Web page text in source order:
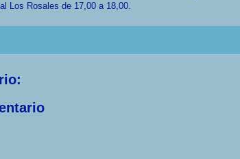
Los Rosales de 17,00 a 18,00.